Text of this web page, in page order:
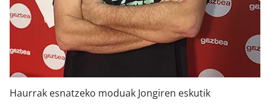
Haurrak esnatzeko moduak Jongiren eskutik